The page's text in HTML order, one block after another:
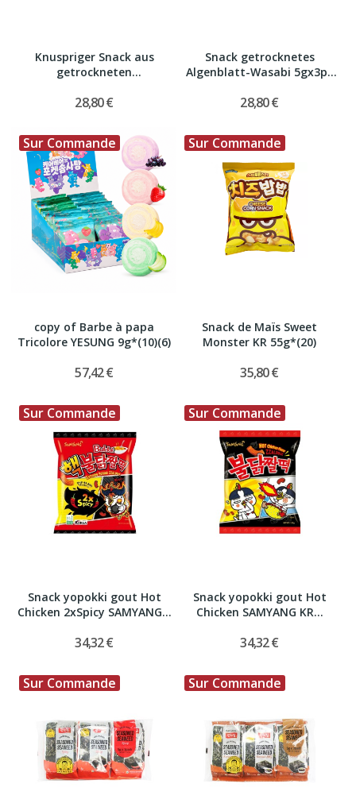
Knuspriger Snack aus
getrockneten
28,80 €
Snack getrocknetes
Algenblatt-Wasabi 5gx3p*
28,80 €
Sur Commande
copy of Barbe à papa
Tricolore YESUNG 9g*(10)(6)
57,42 €
Sur Commande
Snack de Maïs Sweet
Monster KR 55g*(20)
35,80 €
Sur Commande
Snack yopokki gout Hot
Chicken 2xSpicy SAMYANG...
34,32 €
Sur Commande
Snack yopokki gout Hot
Chicken SAMYANG KR...
34,32 €
Sur Commande Sur Commande